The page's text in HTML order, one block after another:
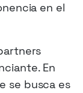
en el
En
se busca es